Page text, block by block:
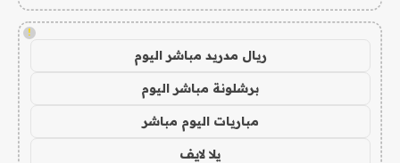
!
ريال مدريد مباشر اليوم
برشلونة مباشر اليوم
مباريات اليوم مباشر
يلا لايف